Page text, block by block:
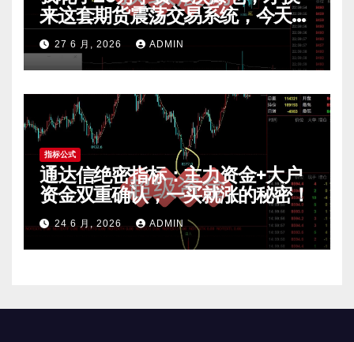
来这套期货震荡交易系统，今天免
费公开核心逻辑
27 6 月, 2026 ADMIN
指标公式
通达信绝密指标：主力资金+大户
资金双重确认，一买就涨的秘密！
24 6 月, 2026 ADMIN